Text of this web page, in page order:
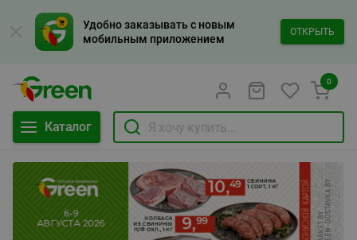
Удобно заказывать с новым
мобильным приложением
ОТКРЫТЬ
Каталог
0